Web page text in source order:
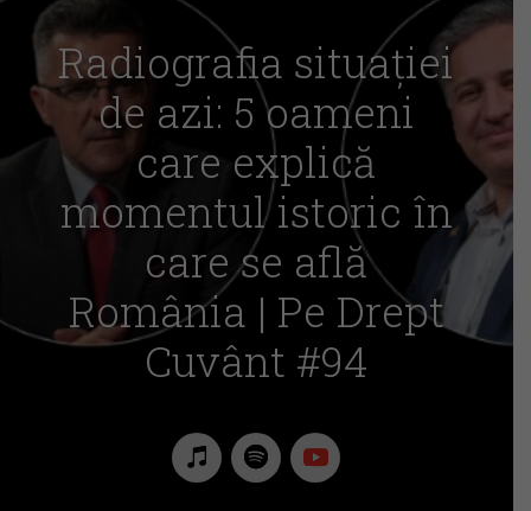
Radiografia situației
de azi: 5 oameni
care explică
momentul istoric în
care se află
România | Pe Drept
Cuvânt #94